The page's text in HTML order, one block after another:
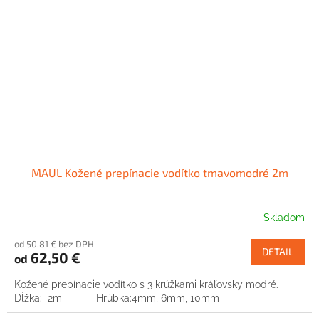
MAUL Kožené prepínacie vodítko tmavomodré 2m
Skladom
od 50,81 € bez DPH
od 62,50 € DETAIL
Kožené prepínacie vodítko s 3 krúžkami kráľovsky modré.
Dĺžka: 2m Hrúbka:4mm, 6mm, 10mm